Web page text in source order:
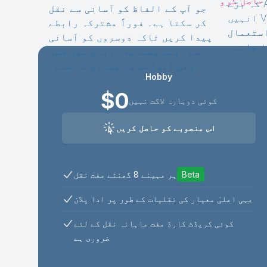
جو آپ کے الفاظ کو آسانی سے نقل
کر سکتا ہے۔ فوراً مشترکہ رابطے
پیدا کریں تاکہ دوسروں کو آسانی
سے اپنے پسندیدہ زبان میں کسی
کہ بڑے AI ماڈل کیوں اہم ہیں اور
انہیں VocalStack کے ساتھ ایک
Hobby
$0 کوئی دوبارہ لاگت نہیں
اس منصوبے کو حاصل کریں
ہر مہینے 8 گھنٹے مفت نقل
یہی اعلیٰ معیار کی نقلیات کے طور پر ادا پلان
کوئی کریڈٹ کارڈ مفت ماہانہ نقل کے لئے
ضروری ہے